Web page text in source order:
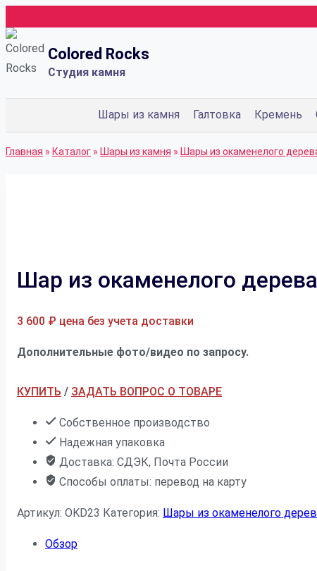
к
содержимомуColored Rocks
Студия камня
Шары из камня Галтовка Кремень
Главная » Каталог » Шары из камня » Шары из окаменелого
Шар из окаменелого
3 600 ₽ цена без учета доставки
Дополнительные фото/видео по запросу.
КУПИТЬ / ЗАДАТЬ ВОПРОС О ТОВАРЕ
Собственное производство
Надежная упаковка
Доставка: СДЭК, Почта России
Способы оплаты: перевод на карту
Артикул: OKD23 Категория: Шары из окаменелого
Обзор